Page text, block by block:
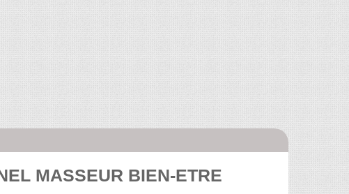
MASSEUR BIEN-ETRE